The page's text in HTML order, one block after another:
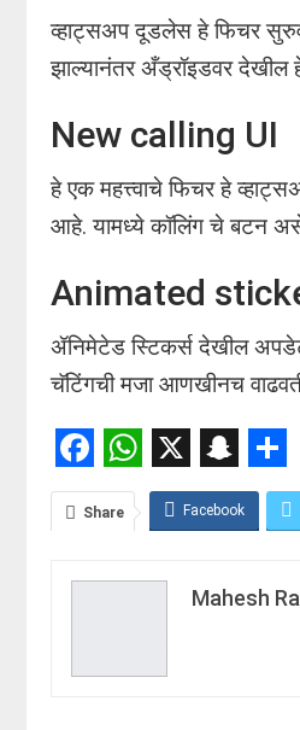
व्हाट्सअप दूडलेस हे फिचर
झाल्यानंतर अँड्रॉइडवर देखील
New calling UI
हे एक महत्त्वाचे फिचर हे
आहे. यामध्ये कॉलिंग चे बटन
Animated
ॲनिमेटेड स्टिकर्स देखील
चॅटिंगची मजा आणखीनच
Facebook
WhatsApp
X
Share Facebook
Mahesh